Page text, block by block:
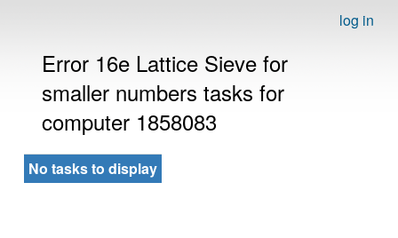
log in
Error 16e Lattice Sieve for
smaller numbers tasks for
computer 1858083
No tasks to display